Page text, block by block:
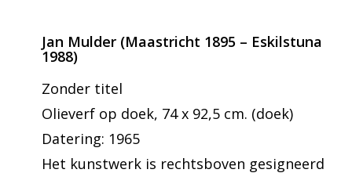
Jan Mulder (Maastricht 1895 – Eskilstuna
1988)
Zonder titel
Olieverf op doek, 74 x 92,5 cm. (doek)
Datering: 1965
Het kunstwerk is rechtsboven gesigneerd